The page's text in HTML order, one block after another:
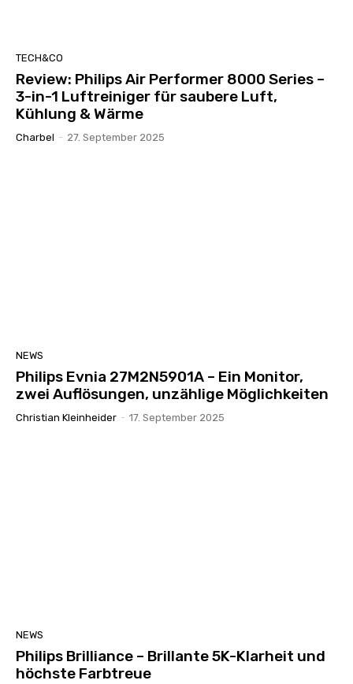
TECH&CO
Review: Philips Air Performer 8000 Series –
3-in-1 Luftreiniger für saubere Luft,
Kühlung & Wärme
Charbel - 27. September 2025
NEWS
Philips Evnia 27M2N5901A – Ein Monitor,
zwei Auflösungen, unzählige Möglichkeiten
Christian Kleinheider - 17. September 2025
NEWS
Philips Brilliance – Brillante 5K-Klarheit und
höchste Farbtreue